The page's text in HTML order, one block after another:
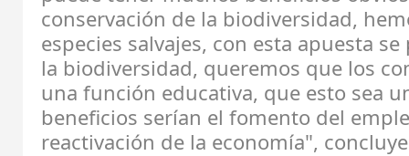
conservación de la biodiversidad,
especies salvajes, con esta apuesta
la biodiversidad, queremos que los
una función educativa, que esto sea
beneficios serían el fomento del
reactivación de la economía",